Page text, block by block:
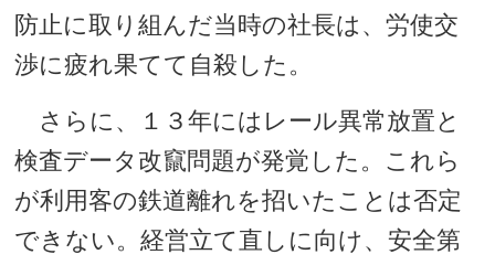
防止に取り組んだ当時の社長は、労使交
渉に疲れ果てて自殺した。
さらに、１３年にはレール異常放置と
検査データ改竄問題が発覚した。これら
が利用客の鉄道離れを招いたことは否定
できない。経営立て直しに向け、安全第